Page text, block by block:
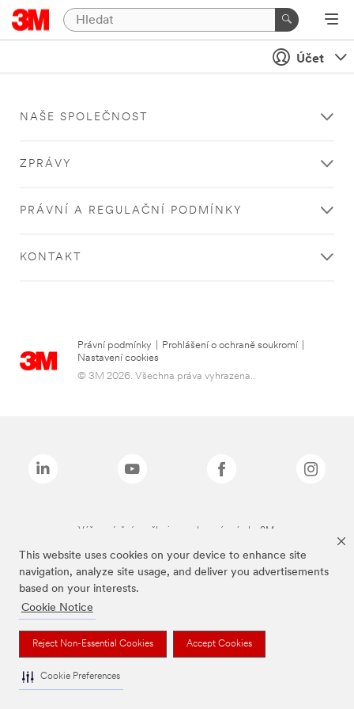
This website uses cookies on your device to enhance site
navigation, analyze site usage, and deliver you advertisements
based on your interests.
Cookie Notice
Reject Non-Essential Cookies Accept Cookies
Cookie Preferences
Účet
NAŠE SPOLEČNOST
ZPRÁVY
PRÁVNÍ A REGULAČNÍ PODMÍNKY
KONTAKT
Právní podmínky Prohlášení o ochraně soukromí
Nastavení cookies
© 3M 2026. Všechna práva vyhrazena..
Výše zmíněné značky jsou ochranné známky 3M.